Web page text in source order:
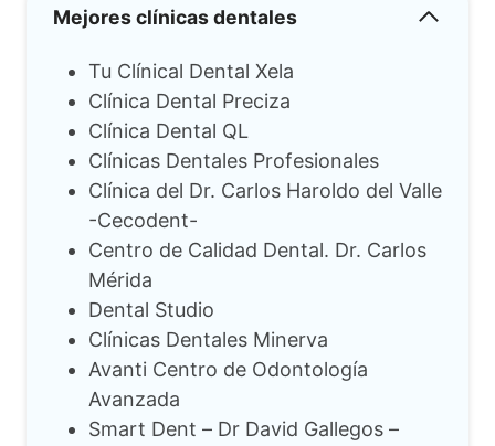
Mejores clínicas dentales
Tu Clínical Dental Xela
Clínica Dental Preciza
Clínica Dental QL
Clínicas Dentales Profesionales
Clínica del Dr. Carlos Haroldo del Valle
-Cecodent-
Centro de Calidad Dental. Dr. Carlos
Mérida
Dental Studio
Clínicas Dentales Minerva
Avanti Centro de Odontología
Avanzada
Smart Dent – Dr David Gallegos –